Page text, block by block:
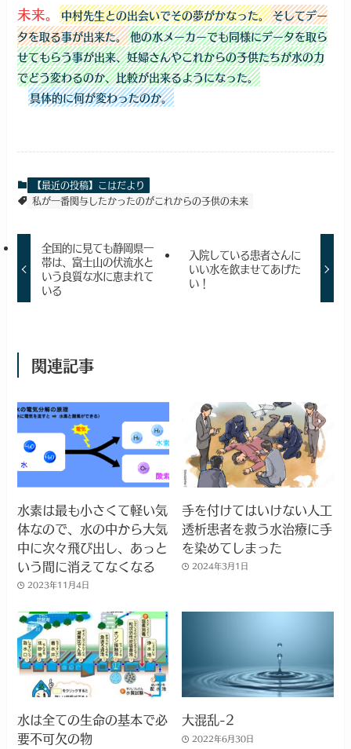
未来。中村先生との出会いでその夢がかなった。 そしてデー
タを取る事が出来た。 他の水メーカーでも同様にデータを取ら
せてもらう事が出来、妊婦さんやこれからの子供たちが水の力
でどう変わるのか、比較が出来るようになった。
具体的に何が変わったのか。
【最近の投稿】こはだより
私が一番関与したかったのがこれからの子供の未来
全国的に見ても静岡県一
帯は、富士山の伏流水と
いう良質な水に恵まれて
いる
入院している患者さんに
いい水を飲ませてあげた
い！
関連記事
水素は最も小さくて軽い気
体なので、水の中から大気
中に次々飛び出し、あっと
いう間に消えてなくなる
2023年11月4日
手を付けてはいけない人工
透析患者を救う水治療に手
を染めてしまった
2024年3月1日
水は全ての生命の基本で必
要不可欠の物
大混乱-2
2022年6月30日